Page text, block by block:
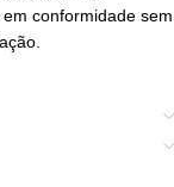
conformidade sem